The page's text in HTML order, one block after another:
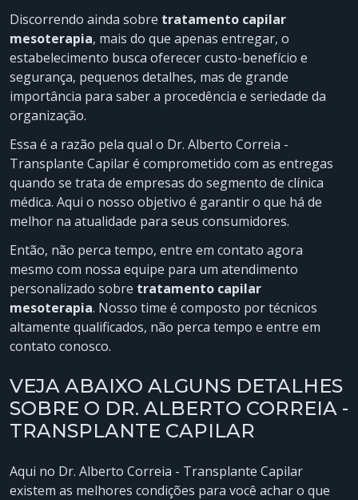
Discorrendo ainda sobre tratamento capilar
mesoterapia, mais do que apenas entregar, o
estabelecimento busca oferecer custo-benefício e
segurança, pequenos detalhes, mas de grande
importância para saber a procedência e seriedade da
organização.
Essa é a razão pela qual o Dr. Alberto Correia -
Transplante Capilar é comprometido com as entregas
quando se trata de empresas do segmento de clínica
médica. Aqui o nosso objetivo é garantir o que há de
melhor na atualidade para seus consumidores.
Então, não perca tempo, entre em contato agora
mesmo com nossa equipe para um atendimento
personalizado sobre tratamento capilar
mesoterapia. Nosso time é composto por técnicos
altamente qualificados, não perca tempo e entre em
contato conosco.
VEJA ABAIXO ALGUNS DETALHES
SOBRE O DR. ALBERTO CORREIA -
TRANSPLANTE CAPILAR
Aqui no Dr. Alberto Correia - Transplante Capilar
existem as melhores condições para você achar o que